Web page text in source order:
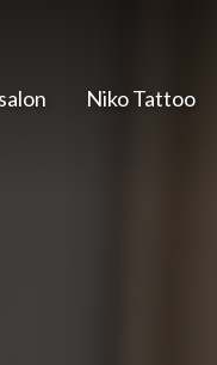
Niko Tattoo